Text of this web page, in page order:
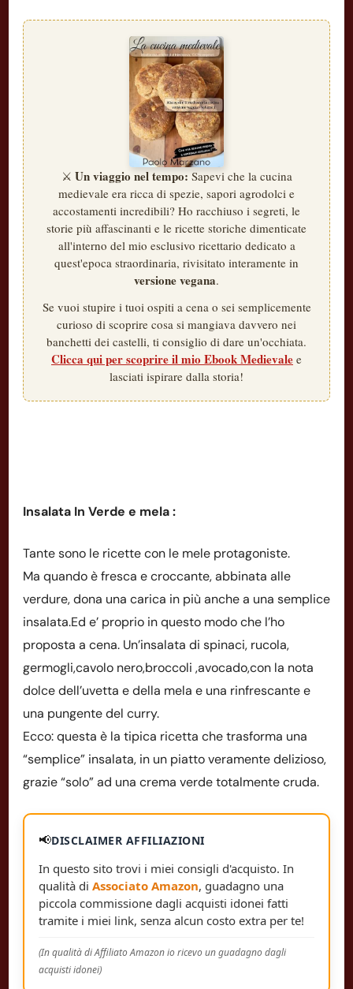
⚔️ Un viaggio nel tempo: Sapevi che la cucina
medievale era ricca di spezie, sapori agrodolci e
accostamenti incredibili? Ho racchiuso i segreti, le
storie più affascinanti e le ricette storiche dimenticate
all'interno del mio esclusivo ricettario dedicato a
quest'epoca straordinaria, rivisitato interamente in
versione vegana.
Se vuoi stupire i tuoi ospiti a cena o sei semplicemente
curioso di scoprire cosa si mangiava davvero nei
banchetti dei castelli, ti consiglio di dare un'occhiata.
Clicca qui per scoprire il mio Ebook Medievale e
lasciati ispirare dalla storia!
Insalata In Verde e mela :
Tante sono le ricette con le mele protagoniste.
Ma quando è fresca e croccante, abbinata alle
verdure, dona una carica in più anche a una semplice
insalata.Ed e’ proprio in questo modo che l’ho
proposta a cena. Un’insalata di spinaci, rucola,
germogli,cavolo nero,broccoli ,avocado,con la nota
dolce dell’uvetta e della mela e una rinfrescante e
una pungente del curry.
Ecco: questa è la tipica ricetta che trasforma una
“semplice” insalata, in un piatto veramente delizioso,
grazie “solo” ad una crema verde totalmente cruda.
📢DISCLAIMER AFFILIAZIONI
In questo sito trovi i miei consigli d'acquisto. In
qualità di Associato Amazon, guadagno una
piccola commissione dagli acquisti idonei fatti
tramite i miei link, senza alcun costo extra per te!
(In qualità di Affiliato Amazon io ricevo un guadagno dagli
acquisti idonei)